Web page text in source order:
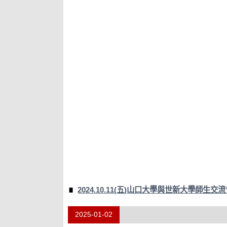
2024.10.11(五)山口大學與世新大學師生交
2025-01-02